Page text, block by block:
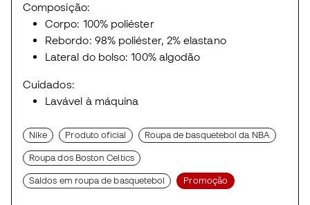
Composição:
Corpo: 100% poliéster
Rebordo: 98% poliéster, 2% elastano
Lateral do bolso: 100% algodão
Cuidados:
Lavável à máquina
Nike Produto oficial Roupa de basquetebol da NBA
Roupa dos Boston Celtics
Saldos em roupa de basquetebol Promoção